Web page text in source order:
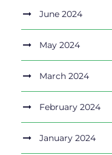
June 2024
May 2024
March 2024
February 2024
January 2024